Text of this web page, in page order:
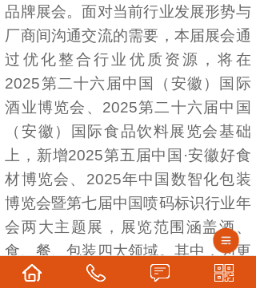
品牌展会。面对当前行业发展形势与
厂商间沟通交流的需要，本届展会通
过优化整合行业优质资源，将在
2025第二十六届中国（安徽）国际
酒业博览会、2025第二十六届中国
（安徽）国际食品饮料展览会基础
上，新增2025第五届中国·安徽好食
材博览会、2025年中国数智化包装
博览会暨第七届中国喷码标识行业年
会两大主题展，展览范围涵盖酒、
食、餐、包装四大领域。其中，为更
好的适应当前酒类消费潮流，2025